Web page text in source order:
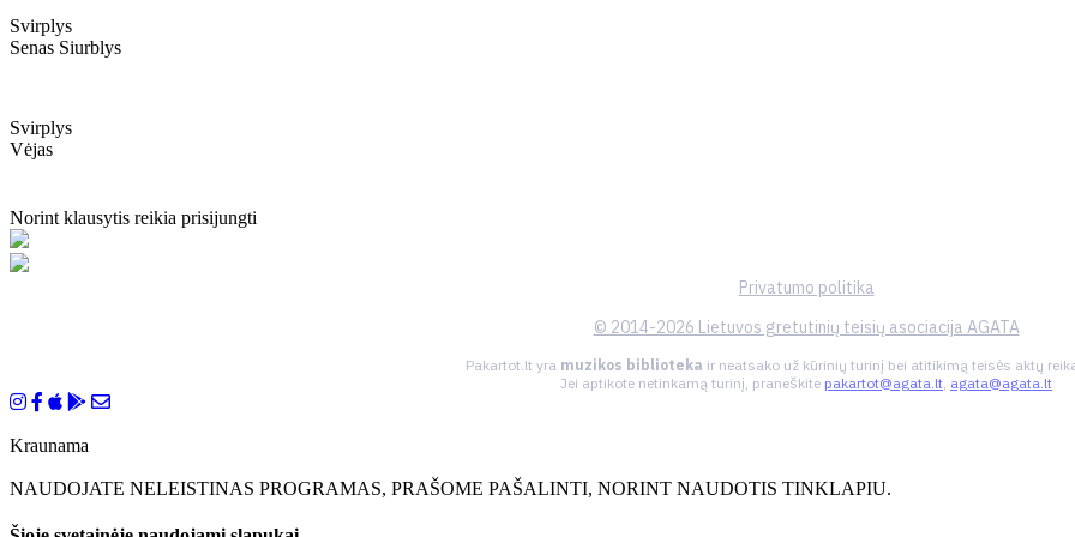
Svirplys
Senas Siurblys
Svirplys
Vėjas
Norint klausytis reikia prisijungti
Privatumo politika
© 2014-2026 Lietuvos gretutinių teisių asociacija AGATA
Pakartot.lt yra muzikos biblioteka ir neatsako už kūrinių turinį bei atitikimą teisės aktų
Jei aptikote netinkamą turinį, praneškite pakartot@agata.lt, agata@agata.lt
Kraunama
NAUDOJATE NELEISTINAS PROGRAMAS, PRAŠOME PAŠALINTI, NORINT NAUDOTIS TINKLAPIU.